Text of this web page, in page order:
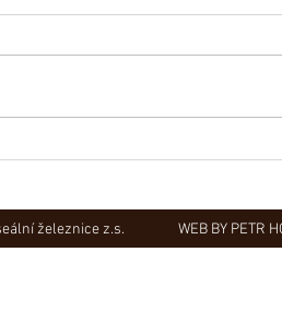
železnice z.s. WEB BY